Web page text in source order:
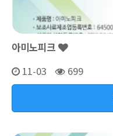
아미노피크
11-03
699